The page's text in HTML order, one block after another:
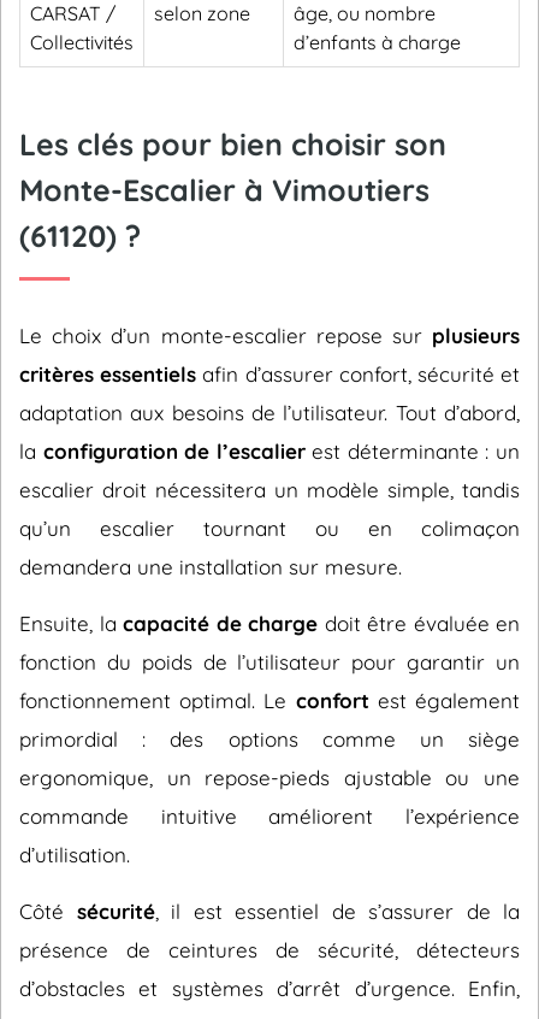
CARSAT /
Collectivités
selon zone
âge, ou nombre
d’enfants à charge
Les clés pour bien choisir son
Monte-Escalier à Vimoutiers
(61120) ?
Le choix d’un monte-escalier repose sur plusieurs
critères essentiels afin d’assurer confort, sécurité et
adaptation aux besoins de l’utilisateur. Tout d’abord,
la configuration de l’escalierest déterminante : un
escalier droit nécessitera un modèle simple, tandis
qu’un escalier tournant ou en colimaçon
demandera une installation sur mesure.
Ensuite, la capacité de charge doit être évaluée en
fonction du poids de l’utilisateur pour garantir un
fonctionnement optimal. Le confort est également
primordial : des options comme un siège
ergonomique, un repose-pieds ajustable ou une
commande intuitive améliorent l’expérience
d’utilisation.
Côté sécurité, il est essentiel de s’assurer de la
présence de ceintures de sécurité, détecteurs
d’obstacles et systèmes d’arrêt d’urgence. Enfin,